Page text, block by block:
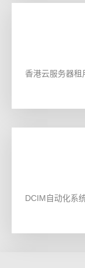
香港云服务器租
DCIM自动化系